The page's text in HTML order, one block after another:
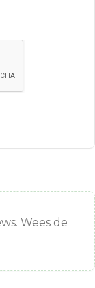
Wees de